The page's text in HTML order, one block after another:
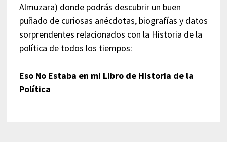
Almuzara) donde podrás descubrir un buen
puñado de curiosas anécdotas, biografías y datos
sorprendentes relacionados con la Historia de la
política de todos los tiempos:
Eso No Estaba en mi Libro de Historia de la
Política